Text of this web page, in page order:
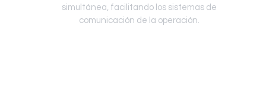
simultánea, facilitando los sistemas de
comunicación de la operación.